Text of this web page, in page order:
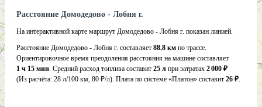
Расстояние Домодедово - Лобня г.
На интерактивной карте маршрут Домодедово - Лобня г. показан линией.
Расстояние Домодедово - Лобня г. составляет 88.8 км по трассе.
Ориентировочное время преодоления расстояния на машине составляет
1 ч 15 мин. Средний расход топлива составит 25 л при затратах 2 000 ₽
(Из расчёта: 28 л/100 км, 80 ₽/л). Плата по системе «Платон» составит 26 ₽.